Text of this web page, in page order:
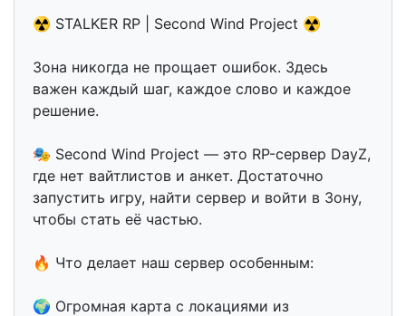
☢ STALKER RP | Second Wind Project ☢
Зона никогда не прощает ошибок. Здесь
важен каждый шаг, каждое слово и каждое
решение.
🎭 Second Wind Project — это RP-сервер DayZ,
где нет вайтлистов и анкет. Достаточно
запустить игру, найти сервер и войти в Зону,
чтобы стать её частью.
🔥 Что делает наш сервер особенным:
🌍 Огромная карта с локациями из